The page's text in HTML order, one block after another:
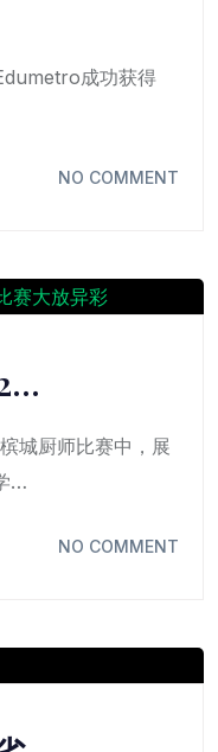
成功获得
NO COMMENT
城厨师比赛中，展
…
NO COMMENT